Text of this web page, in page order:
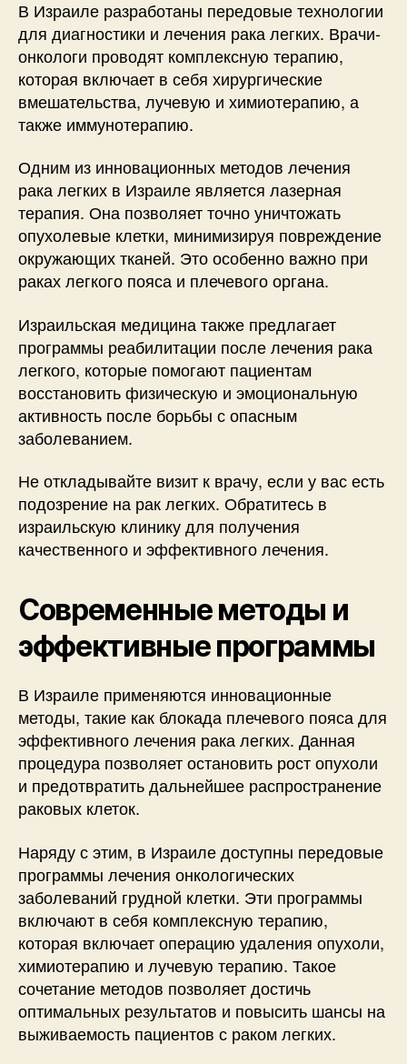
В Израиле разработаны передовые технологии
для диагностики и лечения рака легких. Врачи-
онкологи проводят комплексную терапию,
которая включает в себя хирургические
вмешательства, лучевую и химиотерапию, а
также иммунотерапию.
Одним из инновационных методов лечения
рака легких в Израиле является лазерная
терапия. Она позволяет точно уничтожать
опухолевые клетки, минимизируя повреждение
окружающих тканей. Это особенно важно при
раках легкого пояса и плечевого органа.
Израильская медицина также предлагает
программы реабилитации после лечения рака
легкого, которые помогают пациентам
восстановить физическую и эмоциональную
активность после борьбы с опасным
заболеванием.
Не откладывайте визит к врачу, если у вас есть
подозрение на рак легких. Обратитесь в
израильскую клинику для получения
качественного и эффективного лечения.
Современные методы и
эффективные программы
В Израиле применяются инновационные
методы, такие как блокада плечевого пояса для
эффективного лечения рака легких. Данная
процедура позволяет остановить рост опухоли
и предотвратить дальнейшее распространение
раковых клеток.
Наряду с этим, в Израиле доступны передовые
программы лечения онкологических
заболеваний грудной клетки. Эти программы
включают в себя комплексную терапию,
которая включает операцию удаления опухоли,
химиотерапию и лучевую терапию. Такое
сочетание методов позволяет достичь
оптимальных результатов и повысить шансы на
выживаемость пациентов с раком легких.